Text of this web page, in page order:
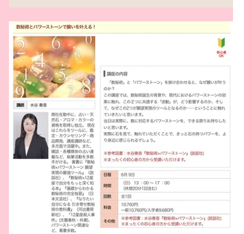
ありますから、 気持ちを切り替えて、前を向いていきまし
ょう。 今回のキーワードはこちら↓ ＊手放す...